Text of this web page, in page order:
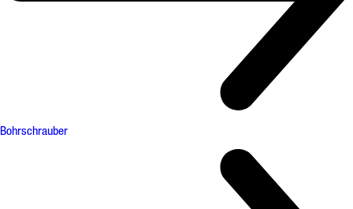
Bohrschrauber